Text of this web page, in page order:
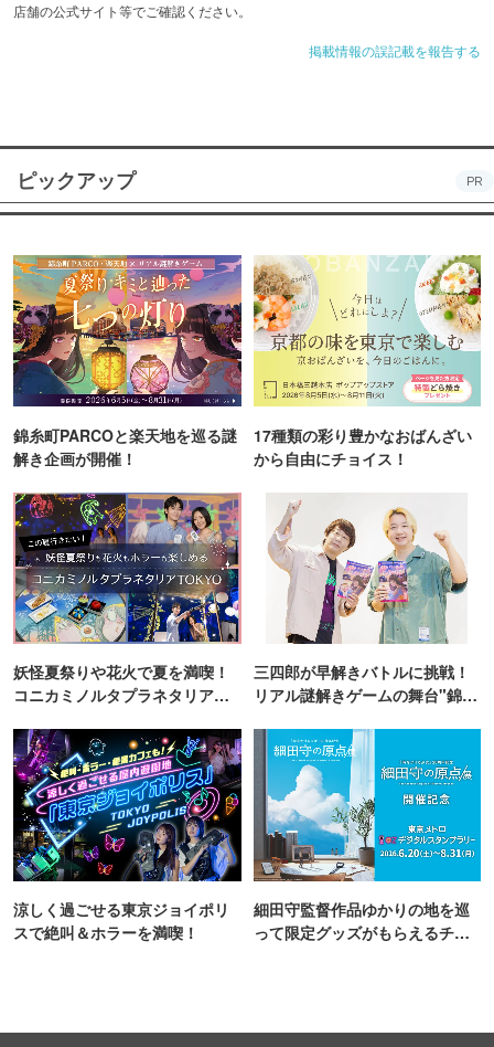
店舗の公式サイト等でご確認ください。
掲載情報の誤記載を報告する
ピックアップ PR
錦糸町PARCOと楽天地を巡る謎
解き企画が開催！
17種類の彩り豊かなおばんざい
から自由にチョイス！
妖怪夏祭りや花火で夏を満喫！
コニカミノルタプラネタリア
三四郎が早解きバトルに挑戦！
リアル謎解きゲームの舞台"錦糸
涼しく過ごせる東京ジョイポリ
スで絶叫＆ホラーを満喫！
細田守監督作品ゆかりの地を巡
って限定グッズがもらえるチャ